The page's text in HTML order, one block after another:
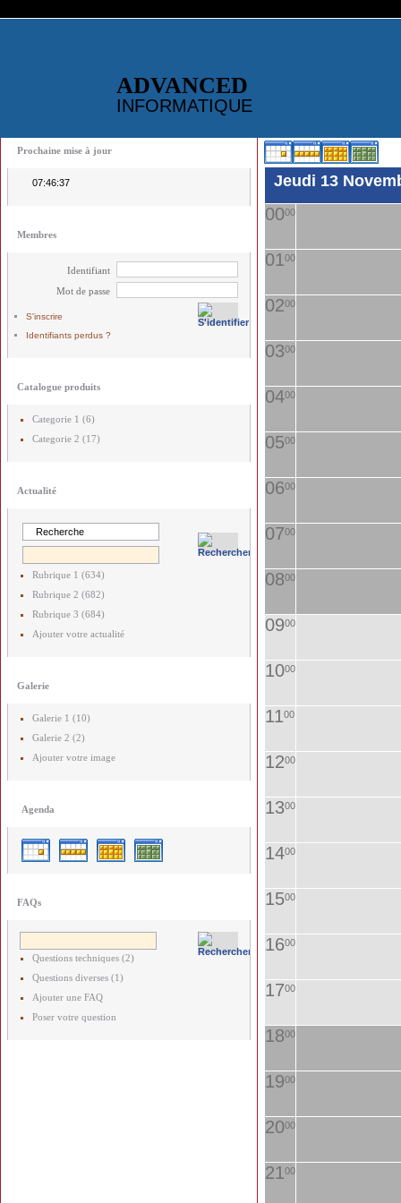
ADVANCED
INFORMATIQUE
Prochaine mise à jour
07:46:36
Membres
Identifiant
Mot de passe
S'inscrire
Identifiants perdus ?
Catalogue produits
Categorie 1 (6)
Categorie 2 (17)
Actualité
Rubrique 1 (634)
Rubrique 2 (682)
Rubrique 3 (684)
Ajouter votre actualité
Galerie
Galerie 1 (10)
Galerie 2 (2)
Ajouter votre image
Agenda
FAQs
Questions techniques (2)
Questions diverses (1)
Ajouter une FAQ
Poser votre question
Jeudi 13
0000
0100
0200
0300
0400
0500
0600
0700
0800
0900
1000
1100
1200
1300
1400
1500
1600
1700
1800
1900
2000
2100